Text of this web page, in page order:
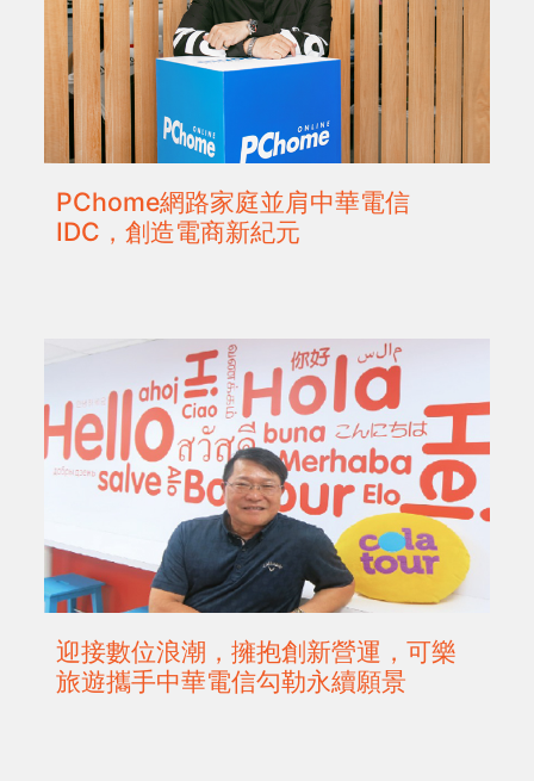
PChome網路家庭並肩中華電信
IDC，創造電商新紀元
迎接數位浪潮，擁抱創新營運，可樂
旅遊攜手中華電信勾勒永續願景